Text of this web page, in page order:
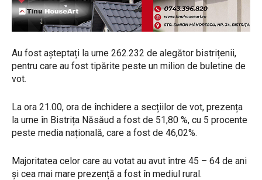
Au fost așteptați la urne 262.232 de alegător bistrițenii,
pentru care au fost tipărite peste un milion de buletine de
vot.
La ora 21.00, ora de închidere a secțiilor de vot, prezența
la urne în Bistrița Năsăud a fost de 51,80 %, cu 5 procente
peste media națională, care a fost de 46,02%.
Majoritatea celor care au votat au avut între 45 – 64 de ani
și cea mai mare prezență a fost în mediul rural.